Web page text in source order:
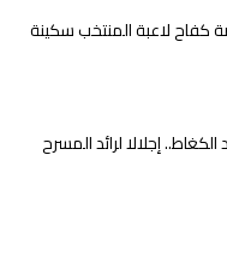
كفاح لاعبة المنتخب سكينة
إجلالا لرائد المسرح